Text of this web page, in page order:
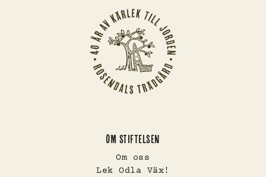
OM STIFTELSEN
Om oss
Lek Odla Väx!